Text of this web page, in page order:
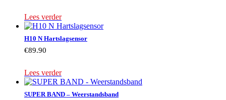
Lees verder
H10 N Hartslagsensor
€89.90
Lees verder
SUPER BAND – Weerstandsband